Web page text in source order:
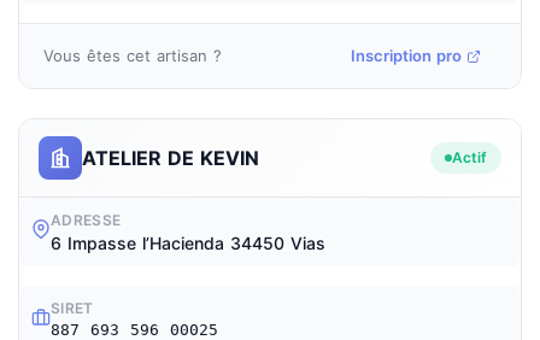
Vous êtes cet artisan ? Inscription pro
ATELIER DE KEVIN Actif
ADRESSE
6 Impasse l’Hacienda 34450 Vias
SIRET
887 693 596 00025